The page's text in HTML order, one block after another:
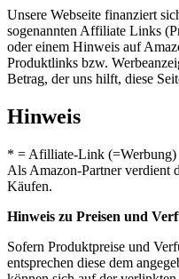
Unsere Webseite finanziert
sogenannten Affiliate Links
oder einem Hinweis auf
Produktlinks bzw.
Betrag, der uns hilft, diese
Hinweis
* = Afilliate-Link (=Werbung)
Als Amazon-Partner verdient
Käufen.
Hinweis zu Preisen und
Sofern Produktpreise und
entsprechen diese dem